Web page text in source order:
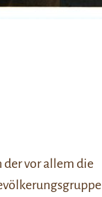
der vor allem die